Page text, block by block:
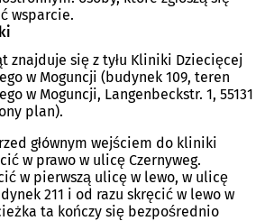
wsparcie.
znajduje się z tyłu Kliniki Dziecięcej
w Moguncji (budynek 109, teren
w Moguncji, Langenbeckstr. 1, 55131
plan).
głównym wejściem do kliniki
w prawo w ulicę Czernyweg.
w pierwszą ulicę w lewo, w ulicę
211 i od razu skręcić w lewo w
ta kończy się bezpośrednio